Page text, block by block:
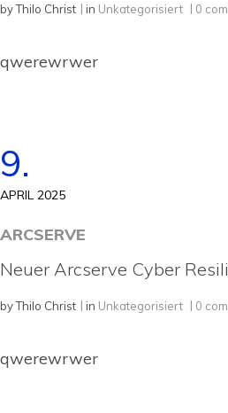
byThilo Christ in Unkategorisiert 0
qwerewrwer
9.
APRIL 2025
ARCSERVE
Neuer Arcserve Cyber
byThilo Christ in Unkategorisiert 0
qwerewrwer